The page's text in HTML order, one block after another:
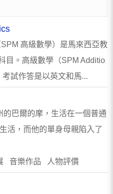
高級數學）是馬來西亞教
目。高級數學（SPM Additio
試作答是以英文和馬...
巴爾的摩，生活在一個普通
活，而他的單身母親陷入了
音樂作品 人物評價